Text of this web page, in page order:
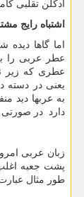
ادکلن تقلبی
اشتباه رایج
اما گاها دیده
عطر عربی را
عطری که زیر
یعنی در دسته
به عربها دید
دارد در صورتی
زبان عربی
پشت جعبه اغلب
طور مثال